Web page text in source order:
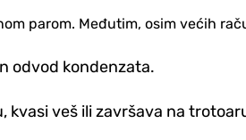
parom. Međutim, osim većih
odvod kondenzata.
veš ili završava na